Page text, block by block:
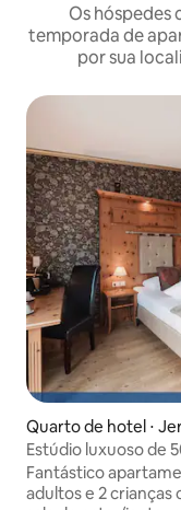
Os hóspedes
temporada de
por sua
Quarto de hotel ⋅
Estúdio luxuoso de
vista para a
Fantástico
adultos e 2 crianças